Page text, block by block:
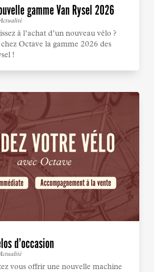
gamme Van Rysel 2026
à l’achat d’un nouveau vélo ?
chez Octave la gamme 2026 des
!
d’occasion
vous offrir une nouvelle machine